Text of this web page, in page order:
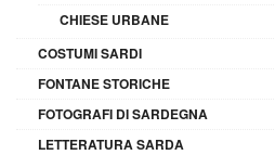
CHIESE URBANE
COSTUMI SARDI
FONTANE STORICHE
FOTOGRAFI DI SARDEGNA
LETTERATURA SARDA